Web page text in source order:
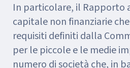
In particolare, il Rapporto
capitale non finanziarie
requisiti definiti dalla
per le piccole e le medie
numero di società che, in